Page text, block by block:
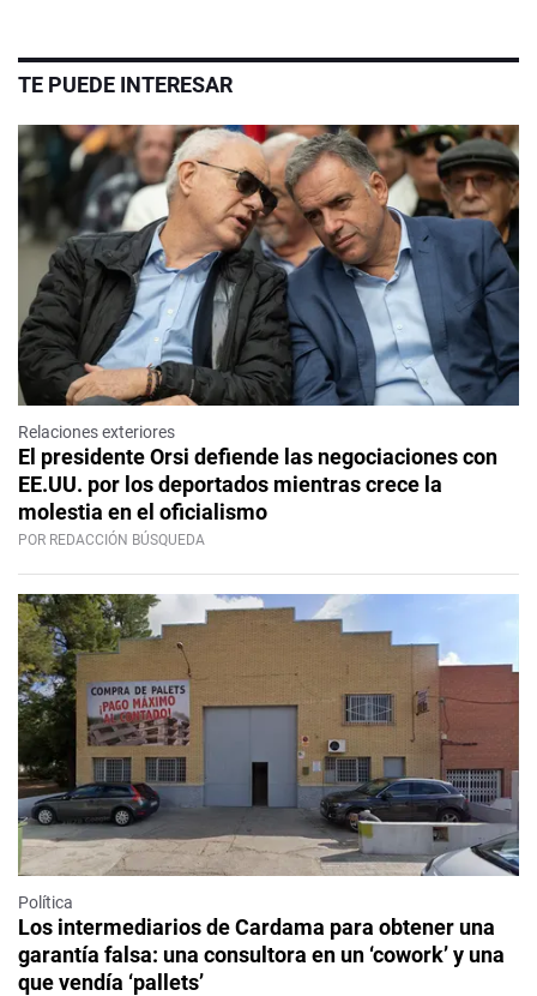
TE PUEDE INTERESAR
Relaciones exteriores
El presidente Orsi defiende las negociaciones con
EE.UU. por los deportados mientras crece la
molestia en el oficialismo
POR REDACCIÓN BÚSQUEDA
Política
Los intermediarios de Cardama para obtener una
garantía falsa: una consultora en un ‘cowork’ y una
que vendía ‘pallets’